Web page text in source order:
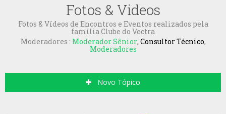
Fotos & Videos
Fotos & Vídeos de Encontros e Eventos realizados pela
família Clube do Vectra
Moderadores : Moderador Sênior, Consultor Técnico,
Moderadores
Novo Tópico